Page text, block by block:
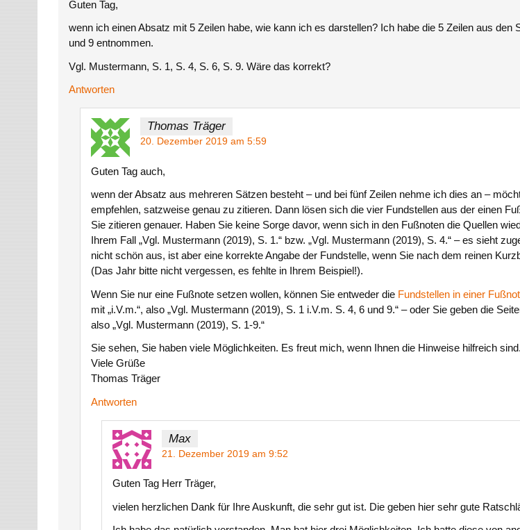
Guten Tag,
wenn ich einen Absatz mit 5 Zeilen habe, wie kann ich es darstellen? Ich habe die 5 Zeilen aus den
und 9 entnommen.
Vgl. Mustermann, S. 1, S. 4, S. 6, S. 9. Wäre das korrekt?
Antworten
Thomas Träger
20. Dezember 2019 am 5:59
Guten Tag auch,
wenn der Absatz aus mehreren Sätzen besteht – und bei fünf Zeilen nehme ich dies an –
empfehlen, satzweise genau zu zitieren. Dann lösen sich die vier Fundstellen aus der einen
Sie zitieren genauer. Haben Sie keine Sorge davor, wenn sich in den Fußnoten die Quellen
Ihrem Fall „Vgl. Mustermann (2019), S. 1.“ bzw. „Vgl. Mustermann (2019), S. 4.“ – es sieht
nicht schön aus, ist aber eine korrekte Angabe der Fundstelle, wenn Sie nach dem reinen
(Das Jahr bitte nicht vergessen, es fehlte in Ihrem Beispiel!).
Wenn Sie nur eine Fußnote setzen wollen, können Sie entweder die Fundstellen in einer
mit „i.V.m.“, also „Vgl. Mustermann (2019), S. 1 i.V.m. S. 4, 6 und 9.“ – oder Sie geben die
also „Vgl. Mustermann (2019), S. 1-9.“
Sie sehen, Sie haben viele Möglichkeiten. Es freut mich, wenn Ihnen die Hinweise hilfreich sind.
Viele Grüße
Thomas Träger
Antworten
Max
21. Dezember 2019 am 9:52
Guten Tag Herr Träger,
vielen herzlichen Dank für Ihre Auskunft, die sehr gut ist. Die geben hier sehr gute